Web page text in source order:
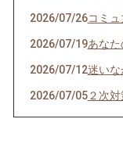
2026/07/26コミュ
2026/07/19あなた
2026/07/12迷いな
2026/07/05２次対
2026/06/28マスク